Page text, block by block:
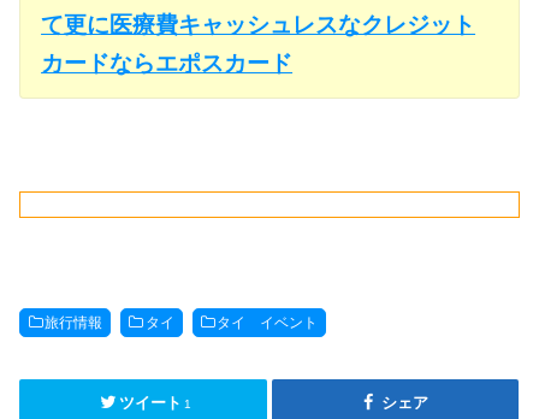
て更に医療費キャッシュレスなクレジット
カードならエポスカード
旅行情報 タイ タイ イベント
ツイート 1 シェア